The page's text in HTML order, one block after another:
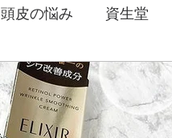
頭皮の悩み 資生堂
日焼け ｄプログラ